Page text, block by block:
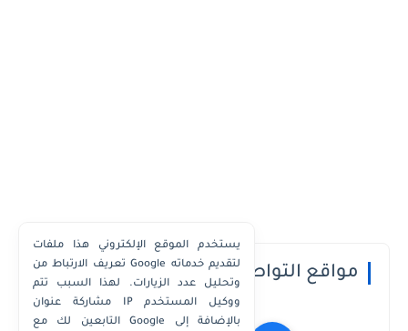
مواقع التواصل الاجتماعي
يستخدم الموقع الإلكتروني هذا ملفات
تعريف الارتباط من Google لتقديم خدماته
وتحليل عدد الزيارات. لهذا السبب تتم
مشاركة عنوان IP ووكيل المستخدم
التابعين لك مع Google بالإضافة إلى